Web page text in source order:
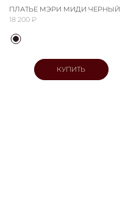
ПЛАТЬЕ МЭРИ МИДИ ЧЕРНЫЙ
18 200 ₽
КУПИТЬ